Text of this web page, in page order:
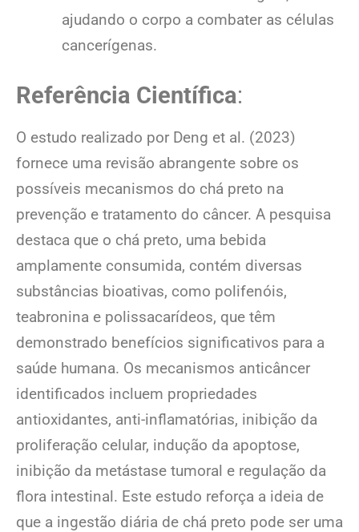
ajudando o corpo a combater as células
cancerígenas.
Referência Científica:
O estudo realizado por Deng et al. (2023)
fornece uma revisão abrangente sobre os
possíveis mecanismos do chá preto na
prevenção e tratamento do câncer. A pesquisa
destaca que o chá preto, uma bebida
amplamente consumida, contém diversas
substâncias bioativas, como polifenóis,
teabronina e polissacarídeos, que têm
demonstrado benefícios significativos para a
saúde humana. Os mecanismos anticâncer
identificados incluem propriedades
antioxidantes, anti-inflamatórias, inibição da
proliferação celular, indução da apoptose,
inibição da metástase tumoral e regulação da
flora intestinal. Este estudo reforça a ideia de
que a ingestão diária de chá preto pode ser uma